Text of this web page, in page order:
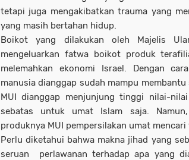
tetapi juga mengakibatkan trauma yang
yang masih bertahan hidup.
Boikot yang dilakukan oleh Majelis
mengeluarkan fatwa boikot produk
melemahkan ekonomi Israel. Dengan
manusia dianggap sudah mampu
MUI dianggap menjunjung tinggi nilai-
sebatas untuk umat Islam saja.
produknya MUI pempersilakan umat
Perlu diketahui bahwa makna jihad yang
seruan perlawanan terhadap apa yang